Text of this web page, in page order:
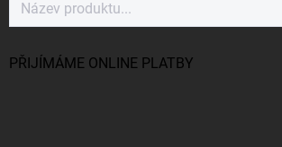
PŘIJÍMÁME ONLINE PLATBY